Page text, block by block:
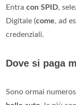
Entra con SPID,
Digitale (come, ad
credenziali.
Dove si paga
Sono ormai